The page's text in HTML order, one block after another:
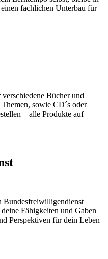
fachlichen Unterbau für
Bücher und
sowie CD´s oder
– alle Produkte auf
Bundesfreiwilligendienst
Fähigkeiten und Gaben
Perspektiven für dein Leben